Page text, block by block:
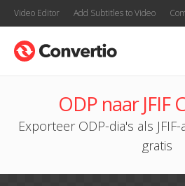
Video Editor Add Subtitles to Video
ODP naar JFIF
Exporteer ODP-dia's als
gratis